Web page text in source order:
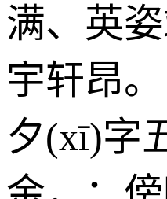
满、英
宇轩昂。
夕(xī)字